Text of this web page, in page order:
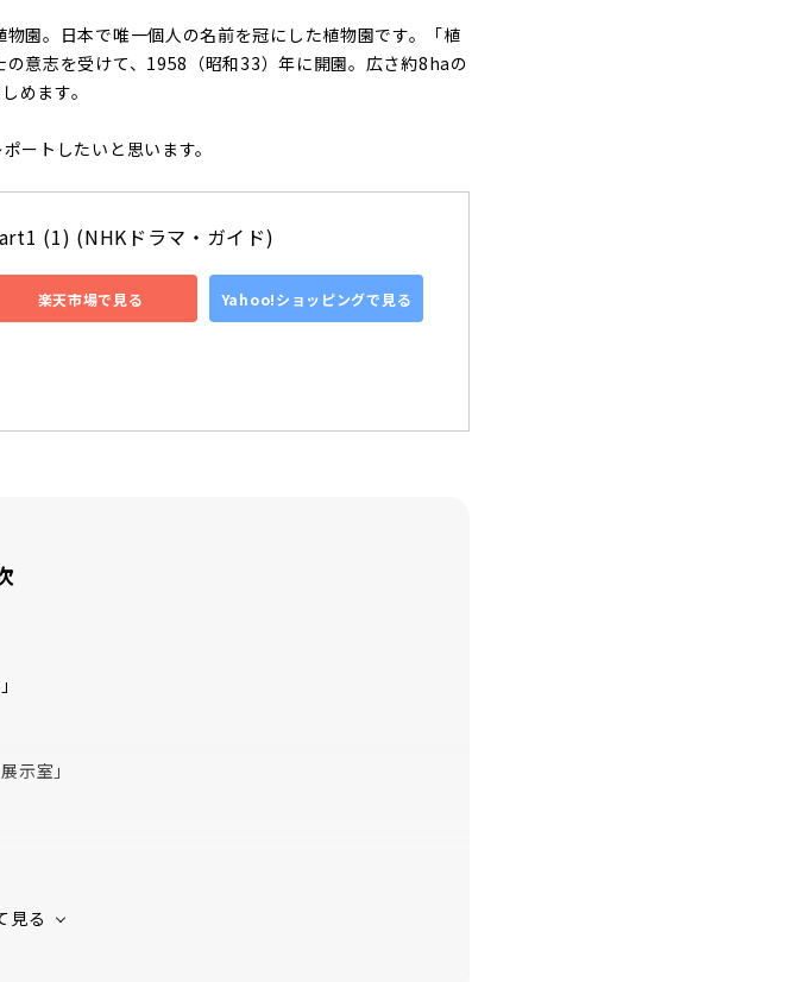
園。日本で唯一個人の名前を冠にした植物園です。「植
意志を受けて、1958（昭和33）年に開園。広さ約8haの
めます。
ートしたいと思います。
(1) (NHKドラマ・ガイド)
楽天市場で見る Yahoo!ショッピングで見る
示室」